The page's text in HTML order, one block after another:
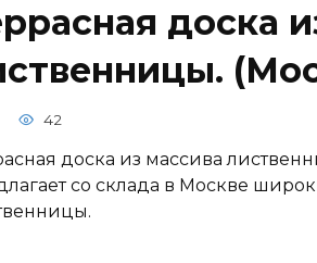
доска
42
доска из массива
со склада в Москве